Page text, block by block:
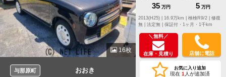
16枚
与那原町 おおき
35 万円 5 万円
修復
無 | 法定無 | 保証付・1ヶ月・1千km
＼無料／
在庫・見積り 店舗に電話
お気に入り追加
現在 1 人が追加済